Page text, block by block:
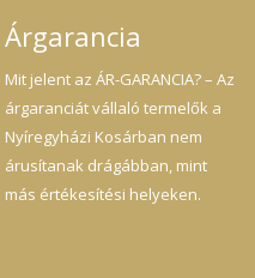
Árgarancia
Mit jelent az ÁR-GARANCIA? – Az
árgaranciát vállaló termelők a
Nyíregyházi Kosárban nem
árusítanak drágábban, mint
más értékesítési helyeken.